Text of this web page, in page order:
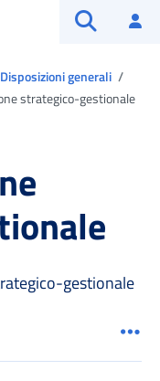
Disposizioni generali
strategico-gestionale
gestionale